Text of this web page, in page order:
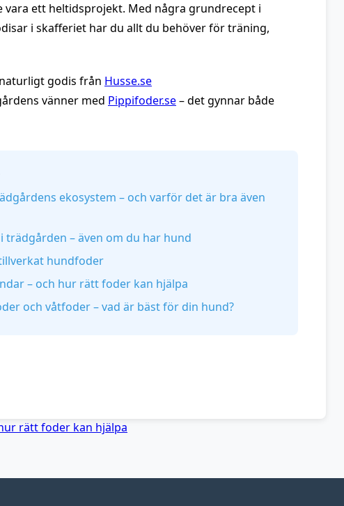
vara ett heltidsprojekt. Med några grundrecept i
i skafferiet har du allt du behöver för träning,
godis från Husse.se
vänner med Pippifoder.se– det gynnar både
ekosystem – och varför det är bra även
trädgården – även om du har hund
hundfoder
– och hur rätt foder kan hjälpa
och våtfoder – vad är bäst för din hund?
rätt foder kan hjälpa